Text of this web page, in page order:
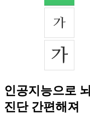
인공지능으로
진단 간편해져